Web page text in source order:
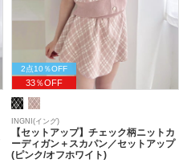
2点10％OFF
33％OFF
INGNI(イング)
【セットアップ】チェック柄ニットカ
ーディガン＋スカパン／セットアップ
(ピンク/オフホワイト)